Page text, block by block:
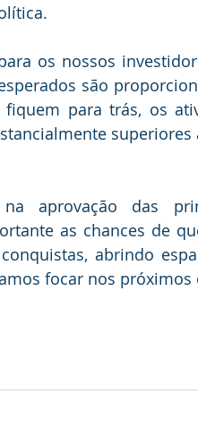
os nossos
são
para trás, os
superiores
aprovação das
as chances de
abrindo
focar nos